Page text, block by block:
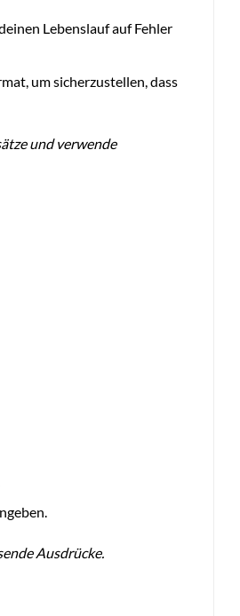
Lebenslauf auf Fehler
um sicherzustellen, dass
und verwende
Ausdrücke.